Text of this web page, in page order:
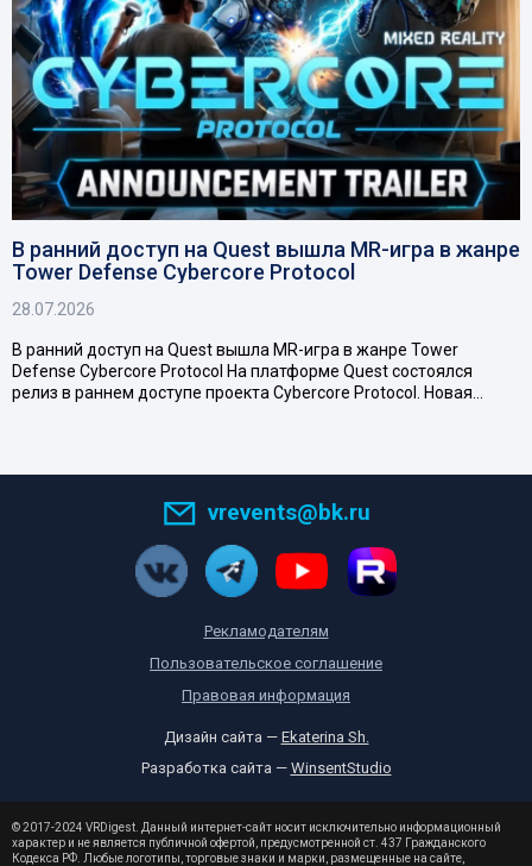
В ранний доступ на Quest вышла MR-игра в жанре
Tower Defense Cybercore Protocol
28.07.2026
В ранний доступ на Quest вышла MR-игра в жанре Tower
Defense Cybercore Protocol На платформе Quest состоялся
релиз в раннем доступе проекта Cybercore Protocol. Новая…
vrevents@bk.ru
Рекламодателям
Пользовательское соглашение
Правовая информация
Дизайн сайта — Ekaterina Sh.
Разработка сайта — WinsentStudio
© 2017-2024 VRDigest. Данный интернет-сайт носит исключительно информационный
характер и не является публичной офертой, предусмотренной ст. 437 Гражданского
Кодекса РФ. Любые логотипы, торговые знаки и марки, размещенные на сайте,